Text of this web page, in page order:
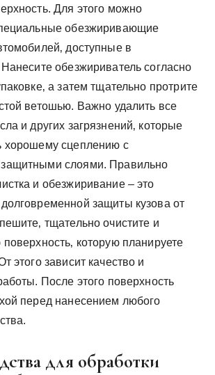
Для этого можно
обезжиривающие
доступные в
обезжириватель согласно
а затем тщательно протрите
ветошью. Важно удалить все
и других загрязнений‚ которые
хорошему сцеплению с
слоями. Правильно
и обезжиривание – это
защиты кузова от
тщательно очистите и
которую планируете
этого зависит качество и
После этого поверхность
перед нанесением любого
для обработки